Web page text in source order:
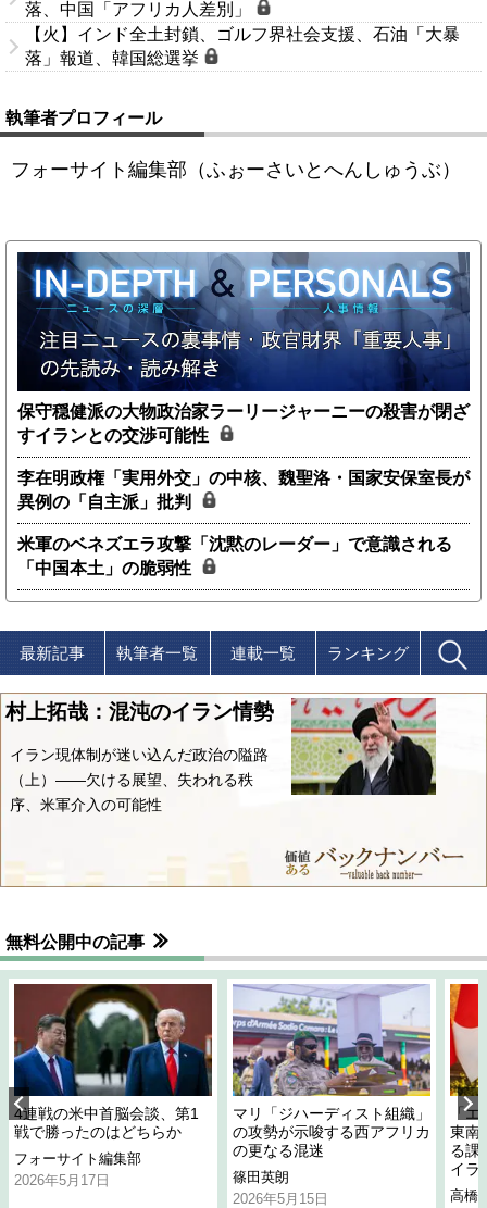
落、中国「アフリカ人差別」
【火】インド全土封鎖、ゴルフ界社会支援、石油「大暴
落」報道、韓国総選挙
執筆者プロフィール
フォーサイト編集部（ふぉーさいとへんしゅうぶ）
保守穏健派の大物政治家ラーリージャーニーの殺害が閉ざ
すイランとの交渉可能性
李在明政権「実用外交」の中核、魏聖洛・国家安保室長が
異例の「自主派」批判
米軍のベネズエラ攻撃「沈黙のレーダー」で意識される
「中国本土」の脆弱性
最新記事 執筆者一覧 連載一覧 ランキング
村上拓哉：混沌のイラン情勢
イラン現体制が迷い込んだ政治の隘路
（上）――欠ける展望、失われる秩
序、米軍介入の可能性
無料公開中の記事
4連戦の米中首脳会談、第1
戦で勝ったのはどちらか
フォーサイト編集部
2026年5月17日
マリ「ジハーディスト組織」
の攻勢が示唆する西アフリカ
の更なる混迷
篠田英朗
2026年5月15日
「
東南
る課
イラ
高橋